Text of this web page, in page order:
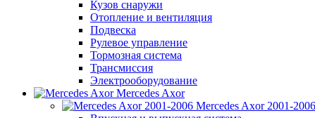
Кузов снаружи
Отопление и вентиляция
Подвеска
Рулевое управление
Тормозная система
Трансмиссия
Электрооборудование
Mercedes Axor
Mercedes Axor 2001-2006